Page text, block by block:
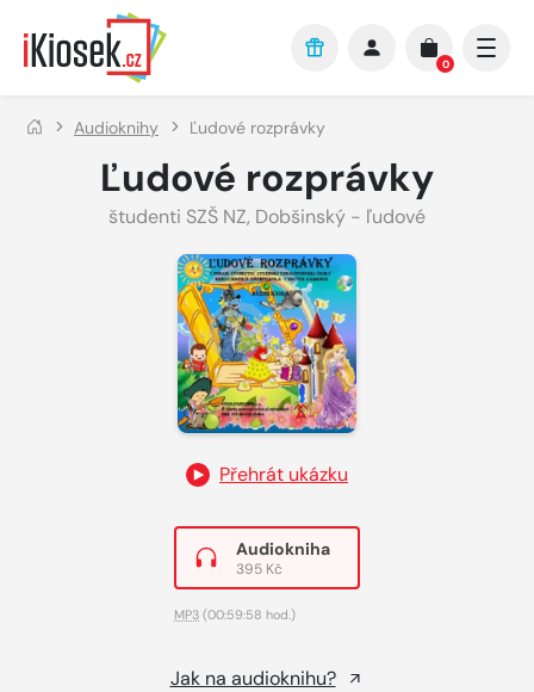
Přejít na hlavní obsah
0
Audioknihy Ľudové rozprávky
Ľudové rozprávky
študenti SZŠ NZ, Dobšinský - ľudové
Přehrát ukázku
Audiokniha
395 Kč
MP3 (00:59:58 hod.)
Jak na audioknihu?